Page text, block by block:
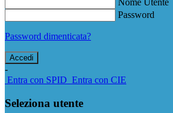
Nome Utente
Password
Password dimenticata?
-
Entra con SPID Entra con CIE
Seleziona utente